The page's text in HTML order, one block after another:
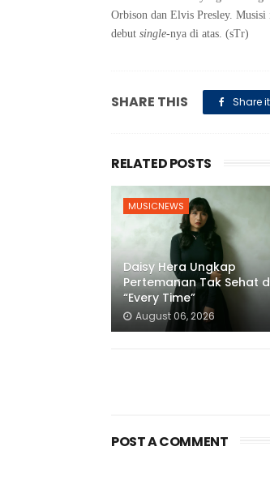
Orbison dan Elvis Presley. Musisi
debut single-nya di atas. (sTr)
SHARE THIS Share it
RELATED POSTS
MUSICNEWS
Daisy Hera Ungkap
Pertemanan Tak Sehat
“Every Time”
August 06, 2026
POST A COMMENT